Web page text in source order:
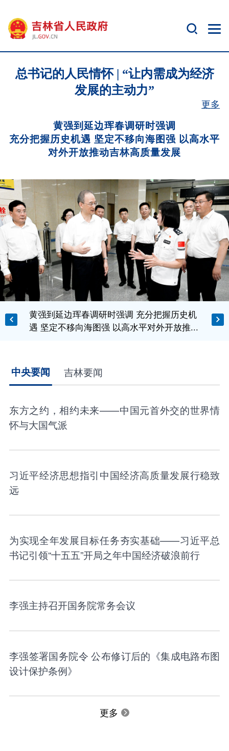
总书记的人民情怀 | “让内需成为经济
发展的主动力”
更多
黄强到延边珲春调研时强调
充分把握历史机遇 坚定不移向海图强 以高水平
对外开放推动吉林高质量发展
黄强到延边珲春调研时强调 充分把握历史机
遇 坚定不移向海图强 以高水平对外开放推...
中央要闻 吉林要闻
东方之约，相约未来——中国元首外交的世界情
怀与大国气派
习近平经济思想指引中国经济高质量发展行稳致
远
为实现全年发展目标任务夯实基础——习近平总
书记引领“十五五”开局之年中国经济破浪前行
李强主持召开国务院常务会议
李强签署国务院令 公布修订后的《集成电路布图
设计保护条例》
更多